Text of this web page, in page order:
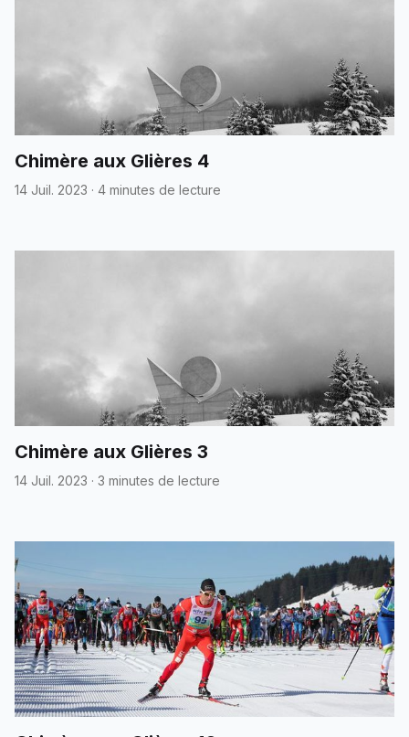
Chimère aux Glières 4
14 Juil. 2023 · 4 minutes de lecture
Chimère aux Glières 3
14 Juil. 2023 · 3 minutes de lecture